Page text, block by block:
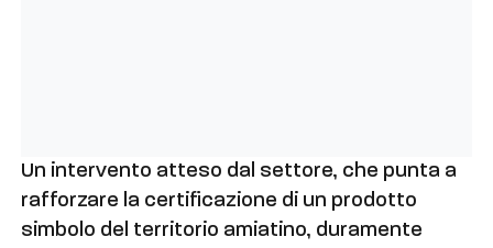
Un intervento atteso dal settore, che punta a
rafforzare la certificazione di un prodotto
simbolo del territorio amiatino, duramente